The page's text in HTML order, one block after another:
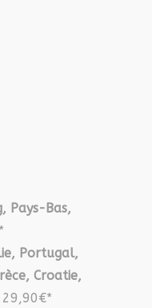
Pays-Bas,
Portugal,
Croatie,
29,90€*